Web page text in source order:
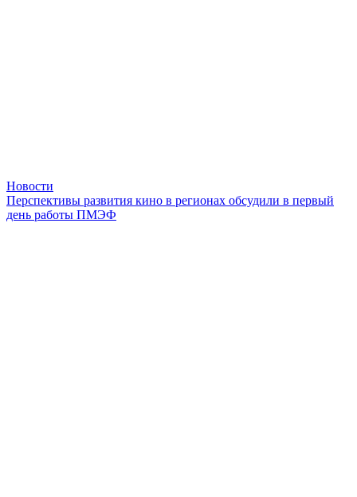
Новости
Перспективы развития кино в регионах обсудили в первый
день работы ПМЭФ